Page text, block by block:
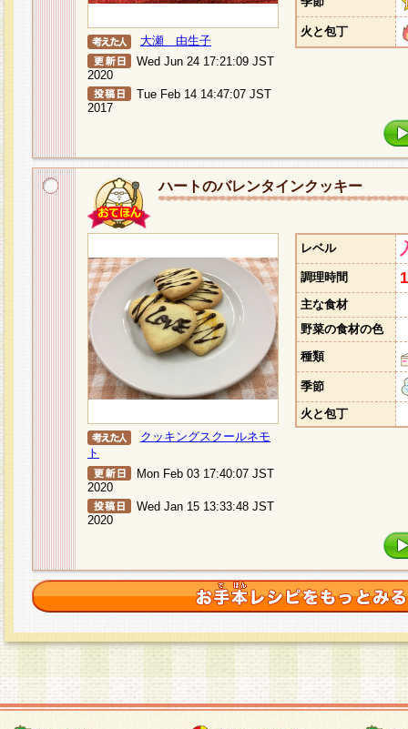
大瀬 由生子
Wed Jun 24 17:21:09 JST
2020
Tue Feb 14 14:47:07 JST
2017
火と包丁
ハートのバレンタインクッキー
クッキングスクールネモ
ト
Mon Feb 03 17:40:07 JST
2020
Wed Jan 15 13:33:48 JST
2020
レベル
調理時間
主な食材
野菜の食材の色
種類
季節
火と包丁